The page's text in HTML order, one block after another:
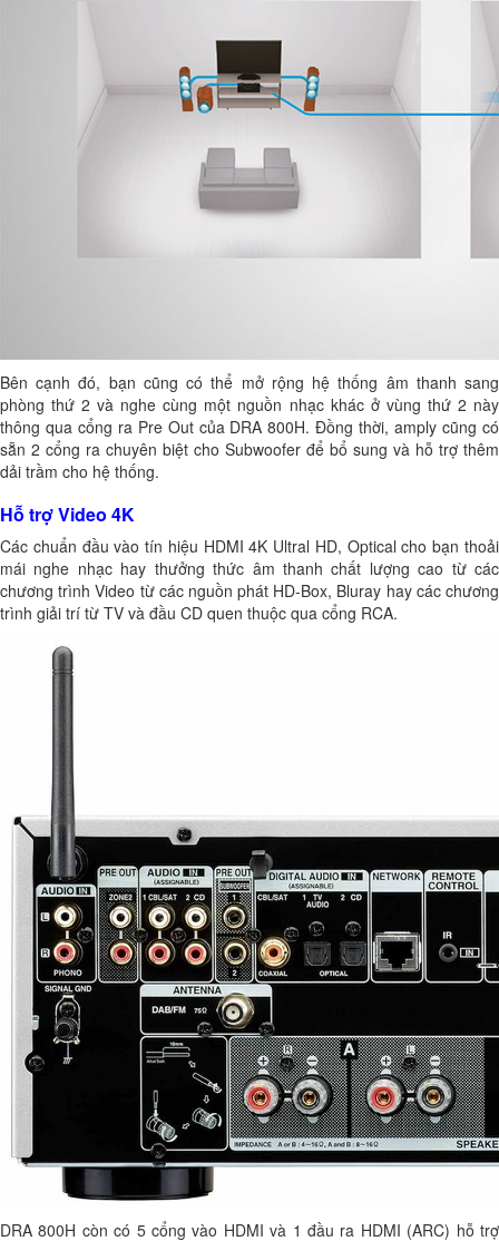
Bên cạnh đó, bạn cũng có thể mở rộng hệ thống âm thanh sang
phòng thứ 2 và nghe cùng một nguồn nhạc khác ở vùng thứ 2 này
thông qua cổng ra Pre Out của DRA 800H. Đồng thời, amply cũng có
sẵn 2 cổng ra chuyên biệt cho Subwoofer để bổ sung và hỗ trợ thêm
dải trầm cho hệ thống.
Hỗ trợ Video 4K
Các chuẩn đầu vào tín hiệu HDMI 4K Ultral HD, Optical cho bạn thoải
mái nghe nhạc hay thưởng thức âm thanh chất lượng cao từ các
chương trình Video từ các nguồn phát HD-Box, Bluray hay các chương
trình giải trí từ TV và đầu CD quen thuộc qua cổng RCA.
DRA 800H còn có 5 cổng vào HDMI và 1 đầu ra HDMI (ARC) hỗ trợ